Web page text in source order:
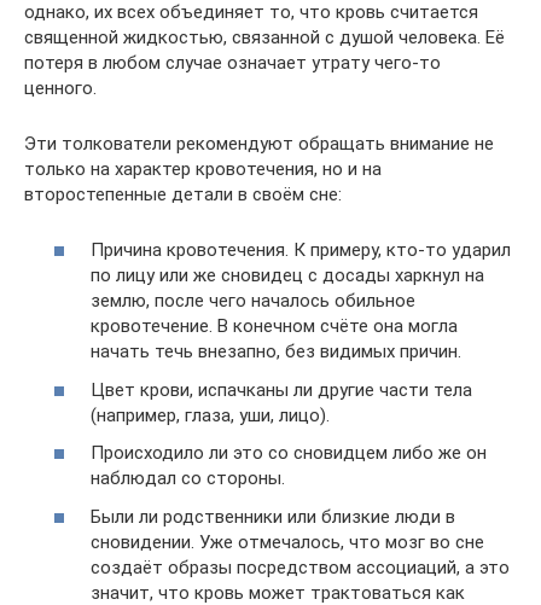
однако, их всех объединяет то, что кровь считается
священной жидкостью, связанной с душой человека. Её
потеря в любом случае означает утрату чего-то
ценного.
Эти толкователи рекомендуют обращать внимание не
только на характер кровотечения, но и на
второстепенные детали в своём сне:
Причина кровотечения. К примеру, кто-то ударил
по лицу или же сновидец с досады харкнул на
землю, после чего началось обильное
кровотечение. В конечном счёте она могла
начать течь внезапно, без видимых причин.
Цвет крови, испачканы ли другие части тела
(например, глаза, уши, лицо).
Происходило ли это со сновидцем либо же он
наблюдал со стороны.
Были ли родственники или близкие люди в
сновидении. Уже отмечалось, что мозг во сне
создаёт образы посредством ассоциаций, а это
значит, что кровь может трактоваться как